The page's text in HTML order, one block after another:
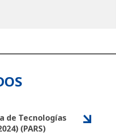
de Tecnologías
(PARS)